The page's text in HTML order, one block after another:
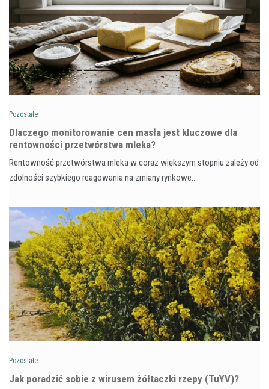
Pozostałe
Dlaczego monitorowanie cen masła jest kluczowe dla
rentowności przetwórstwa mleka?
Rentowność przetwórstwa mleka w coraz większym stopniu zależy od
zdolności szybkiego reagowania na zmiany rynkowe.…
Pozostałe
​Jak poradzić sobie z wirusem żółtaczki rzepy (TuYV)?